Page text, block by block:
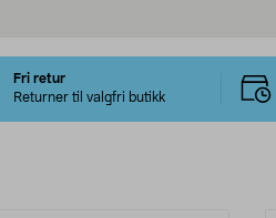
Fri retur
Returner til valgfri butikk